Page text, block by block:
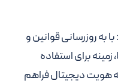
روزرسانی قوانین و
برای استفاده
هویت دیجیتال فراهم